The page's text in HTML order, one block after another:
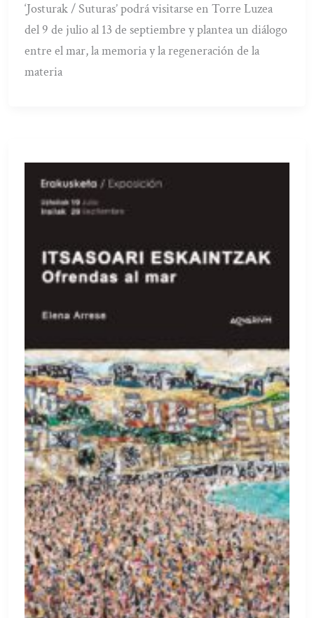
‘Josturak / Suturas’ podrá visitarse en Torre Luzea
del 9 de julio al 13 de septiembre y plantea un diálogo
entre el mar, la memoria y la regeneración de la
materia